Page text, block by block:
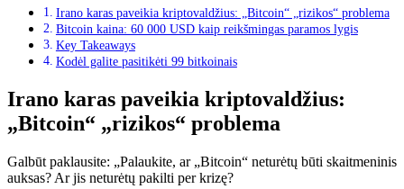
Irano karas paveikia kriptovaldžius: „Bitcoin“ „rizikos“ problema
Bitcoin kaina: 60 000 USD kaip reikšmingas paramos lygis
Key Takeaways
Kodėl galite pasitikėti 99 bitkoinais
Irano karas paveikia kriptovaldžius:
„Bitcoin“ „rizikos“ problema
Galbūt paklausite: „Palaukite, ar „Bitcoin“ neturėtų būti skaitmeninis
auksas? Ar jis neturėtų pakilti per krizę?